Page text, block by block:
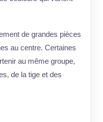
de grandes pièces
au centre. Certaines
au même groupe,
de la tige et des